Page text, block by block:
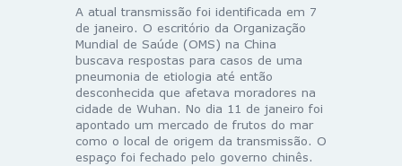
A atual transmissão foi identificada em 7
de janeiro. O escritório da Organização
Mundial de Saúde (OMS) na China
buscava respostas para casos de uma
pneumonia de etiologia até então
desconhecida que afetava moradores na
cidade de Wuhan. No dia 11 de janeiro foi
apontado um mercado de frutos do mar
como o local de origem da transmissão. O
espaço foi fechado pelo governo chinês.